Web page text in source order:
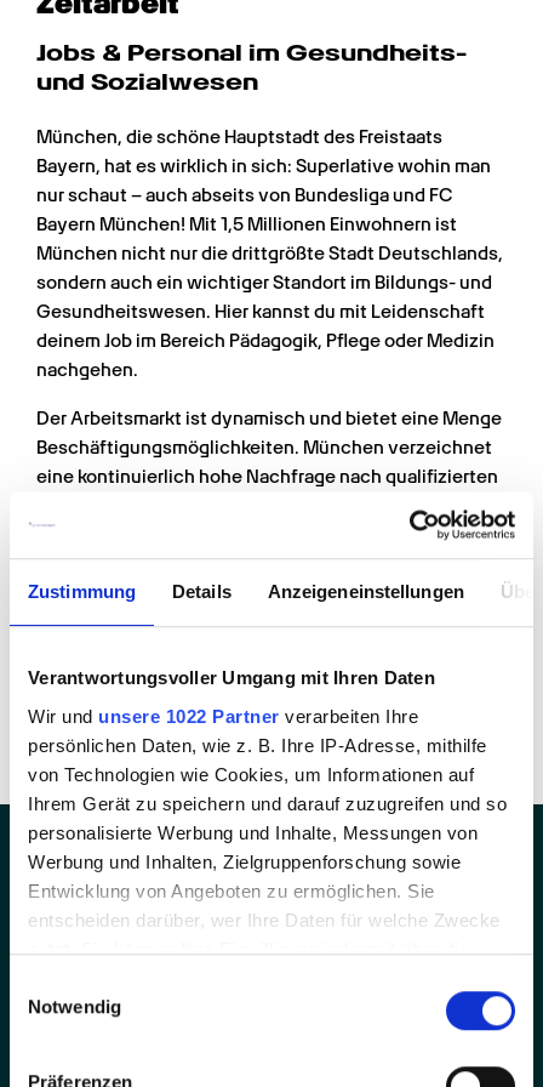
Zustimmung Details Anzeigeneinstellungen
Verantwortungsvoller Umgang mit Ihren Daten
Wir und unsere 1022 Partner verarbeiten Ihre
persönlichen Daten, wie z. B. Ihre IP-Adresse, mithilfe
von Technologien wie Cookies, um Informationen auf
Ihrem Gerät zu speichern und darauf zuzugreifen und so
personalisierte Werbung und Inhalte, Messungen von
Werbung und Inhalten, Zielgruppenforschung sowie
Entwicklung von Angeboten zu ermöglichen. Sie
entscheiden darüber, wer Ihre Daten für welche Zwecke
nutzt. Sie können Ihre Einwilligung jederzeit über die
Trigger Symbol ändern oder widerrufen
Notwendig
Präferenzen
Jobs & Personal im Gesundheits-
und Sozialwesen
München, die schöne Hauptstadt des Freistaats
Bayern, hat es wirklich in sich: Superlative wohin man
nur schaut – auch abseits von Bundesliga und FC
Bayern München! Mit 1,5 Millionen Einwohnern ist
München nicht nur die drittgrößte Stadt Deutschlands,
sondern auch ein wichtiger Standort im Bildungs- und
Gesundheitswesen. Hier kannst du mit Leidenschaft
deinem Job im Bereich Pädagogik, Pflege oder Medizin
nachgehen.
Der Arbeitsmarkt ist dynamisch und bietet eine Menge
Beschäftigungsmöglichkeiten. München verzeichnet
eine kontinuierlich hohe Nachfrage nach qualifizierten
Fachkräften im Gesundheits- und Sozialwesen. Dies
gilt insbesondere für Berufe wie Ärzte, Pflegekräfte,
Therapeuten, Sozialarbeiter und Erzieher (m-w-d).
In 60 Sek. bewerben
Jobangebote
Tradition, Kultur und Karriere
Lieblingsjobs für Münchener Kindl
München gehört zu den bedeutendsten deutschen
über 100 Pflegeheime, ambulante Dienste,